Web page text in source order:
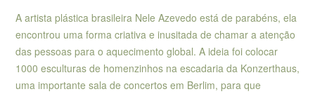
A artista plástica brasileira Nele Azevedo está de parabéns, ela
encontrou uma forma criativa e inusitada de chamar a atenção
das pessoas para o aquecimento global. A ideia foi colocar
1000 esculturas de homenzinhos na escadaria da Konzerthaus,
uma importante sala de concertos em Berlim, para que